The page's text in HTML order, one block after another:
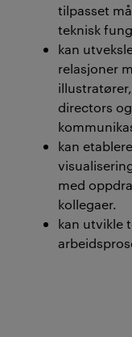
tilpasset
teknisk
kan
relasjoner
directors
kan
med
kollegaer.
kan utvikle